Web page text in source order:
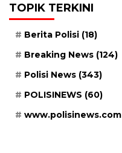
TOPIK TERKINI
Berita Polisi (18)
Breaking News (124)
Polisi News (343)
POLISINEWS (60)
www.polisinews.com